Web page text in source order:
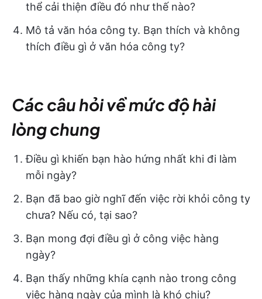
thể cải thiện điều đó như thế nào?
Mô tả văn hóa công ty. Bạn thích và không
thích điều gì ở văn hóa công ty?
Các câu hỏi về mức độ hài
lòng chung
Điều gì khiến bạn hào hứng nhất khi đi làm
mỗi ngày?
Bạn đã bao giờ nghĩ đến việc rời khỏi công ty
chưa? Nếu có, tại sao?
Bạn mong đợi điều gì ở công việc hàng
ngày?
Bạn thấy những khía cạnh nào trong công
việc hàng ngày của mình là khó chịu?